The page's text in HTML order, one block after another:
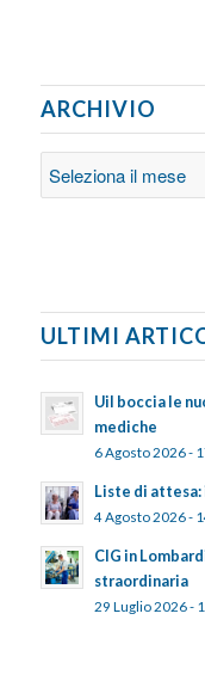
ARCHIVIO
ULTIMI
Uil boccia le
mediche
6 Agosto 2026 -
Liste di
4 Agosto 2026 -
CIG in
straordinaria
29 Luglio 2026 -